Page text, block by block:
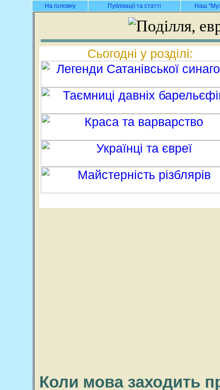
На головну Публікації та статті Наш
Сьогодні у розділі:
Коли мова заходить